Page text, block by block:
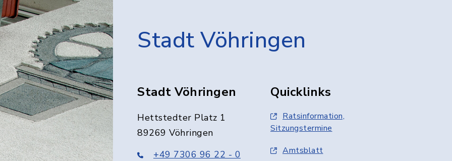
Stadt Vöhringen
Stadt Vöhringen
Hettstedter Platz 1
89269 Vöhringen
+49 7306 96 22 - 0
Quicklinks
Ratsinformation,
Sitzungstermine
Amtsblatt